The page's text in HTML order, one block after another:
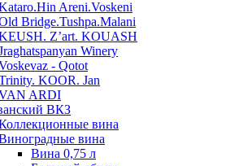
Areni.Voskeni
Bridge.Tushpa.Malani
Z’art. KOUASH
Winery
- Qotot
KOOR. Jan
ARDI
ВКЗ
вина
вина
Вина 0,75 л